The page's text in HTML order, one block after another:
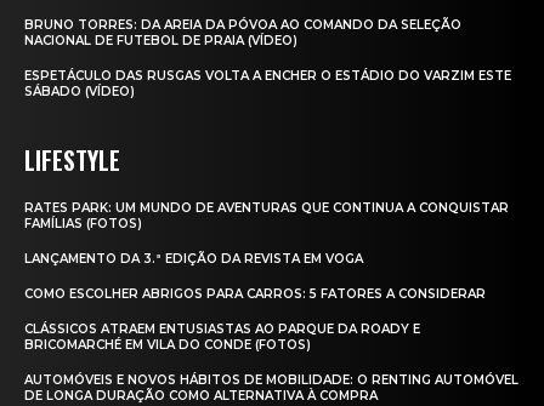
BRUNO TORRES: DA AREIA DA PÓVOA AO COMANDO DA SELEÇÃO
NACIONAL DE FUTEBOL DE PRAIA (VÍDEO)
ESPETÁCULO DAS RUSGAS VOLTA A ENCHER O ESTÁDIO DO VARZIM ESTE
SÁBADO (VÍDEO)
LIFESTYLE
RATES PARK: UM MUNDO DE AVENTURAS QUE CONTINUA A CONQUISTAR
FAMÍLIAS (FOTOS)
LANÇAMENTO DA 3.ª EDIÇÃO DA REVISTA EM VOGA
COMO ESCOLHER ABRIGOS PARA CARROS: 5 FATORES A CONSIDERAR
CLÁSSICOS ATRAEM ENTUSIASTAS AO PARQUE DA ROADY E
BRICOMARCHÉ EM VILA DO CONDE (FOTOS)
AUTOMÓVEIS E NOVOS HÁBITOS DE MOBILIDADE: O RENTING AUTOMÓVEL
DE LONGA DURAÇÃO COMO ALTERNATIVA À COMPRA